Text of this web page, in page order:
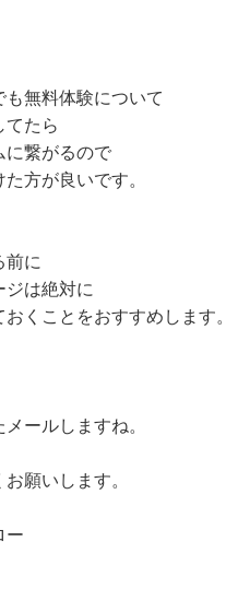
も無料体験について
てたら
に繋がるので
方が良いです。
前に
ジは絶対に
おくことをおすすめします。
ールしますね。
お願いします。
ー